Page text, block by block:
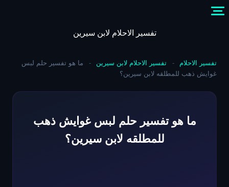
content
تفسير الاحلام لابن سيرين
تفسير الاحلام - تفسير الاحلام لابن سيرين -
ما هو تفسير حلم لبس
غوايش ذهب للمطلقه لابن سيرين؟
ما هو تفسير حلم لبس غوايش ذهب
للمطلقه لابن سيرين؟